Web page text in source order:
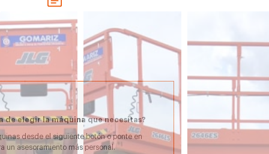
de elegir la máquina que necesitas?
desde el siguiente botón o ponte en
un asesoramiento más personal.